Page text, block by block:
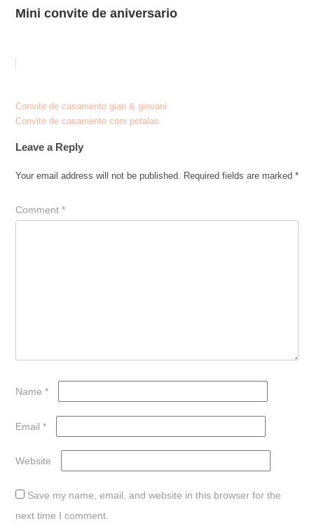
Mini convite de aniversario
Post
Convite de casamento gian & giovani
Convite de casamento com petalas
Leave a Reply
Your email address will not be published. Required fields are marked *
Comment *
Name *
Email *
Website
Save my name, email, and website in this browser for the
next time I comment.